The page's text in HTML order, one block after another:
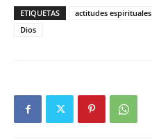
ETIQUETAS actitudes espirituales
Dios